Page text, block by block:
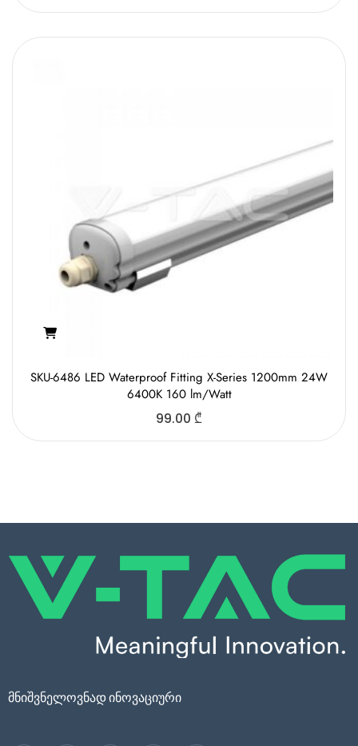
SKU-6486 LED Waterproof Fitting X-Series 1200mm 24W
6400K 160 lm/Watt
99.00 ₾
მნიშვნელოვნად ინოვაციური